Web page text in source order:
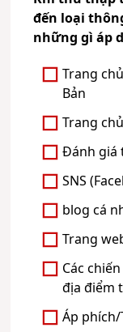
đến loại
những gì áp
Trang
Bản
Trang
Đánh giá
SNS
blog cá
Trang
Các
địa điểm
Áp